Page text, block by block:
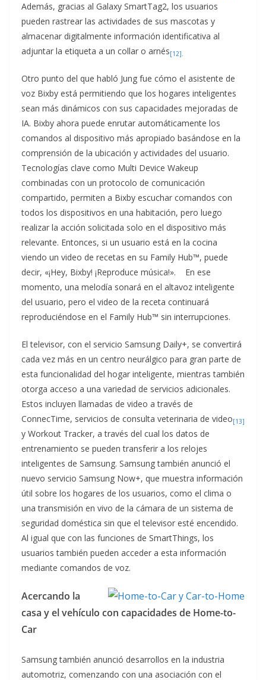
Además, gracias al Galaxy SmartTag2, los usuarios
pueden rastrear las actividades de sus mascotas y
almacenar digitalmente información identificativa al
adjuntar la etiqueta a un collar o arnés[12]
Otro punto del que habló Jung fue cómo el asistente de
voz Bixby está permitiendo que los hogares inteligentes
sean más dinámicos con sus capacidades mejoradas de
IA. Bixby ahora puede enrutar automáticamente los
comandos al dispositivo más apropiado basándose en la
comprensión de la ubicación y actividades del usuario.
Tecnologías clave como Multi Device Wakeup
combinadas con un protocolo de comunicación
compartido, permiten a Bixby escuchar comandos con
todos los dispositivos en una habitación, pero luego
realizar la acción solicitada solo en el dispositivo más
relevante. Entonces, si un usuario está en la cocina
viendo un video de recetas en su Family Hub™, puede
decir, «¡Hey, Bixby! ¡Reproduce música!». En ese
momento, una melodía sonará en el altavoz inteligente
del usuario, pero el video de la receta continuará
reproduciéndose en el Family Hub™ sin interrupciones.
El televisor, con el servicio Samsung Daily+, se convertirá
cada vez más en un centro neurálgico para gran parte de
esta funcionalidad del hogar inteligente, mientras también
otorga acceso a una variedad de servicios adicionales.
Estos incluyen llamadas de video a través de
ConnecTime, servicios de consulta veterinaria de video[13]
y Workout Tracker, a través del cual los datos de
entrenamiento se pueden transferir a los relojes
inteligentes de Samsung. Samsung también anunció el
nuevo servicio Samsung Now+, que muestra información
útil sobre los hogares de los usuarios, como el clima o
una transmisión en vivo de la cámara de un sistema de
seguridad doméstica sin que el televisor esté encendido.
Al igual que con las funciones de SmartThings, los
usuarios también pueden acceder a esta información
mediante comandos de voz.
Acercando la
casa y el vehículo con capacidades de Home-to-
Car
Samsung también anunció desarrollos en la industria
automotriz, comenzando con una asociación con el